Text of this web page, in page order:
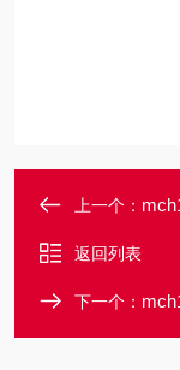
上一个：
返回列表
下一个：